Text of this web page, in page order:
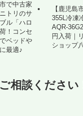
で中古家
トリのサ
ル「ハロ
！コンセ
ベッドや
最適♪
【鹿児島
355L冷凍
AQR-
円入荷｜
ショップ
相談ください